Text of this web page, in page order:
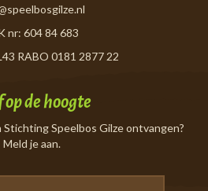
nr: 604 84 683
RABO 0181 2877 22
de hoogte
Speelbos Gilze ontvangen?
Meld je aan.